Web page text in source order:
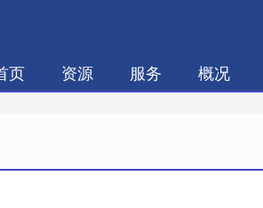
页 资源 服务 概况